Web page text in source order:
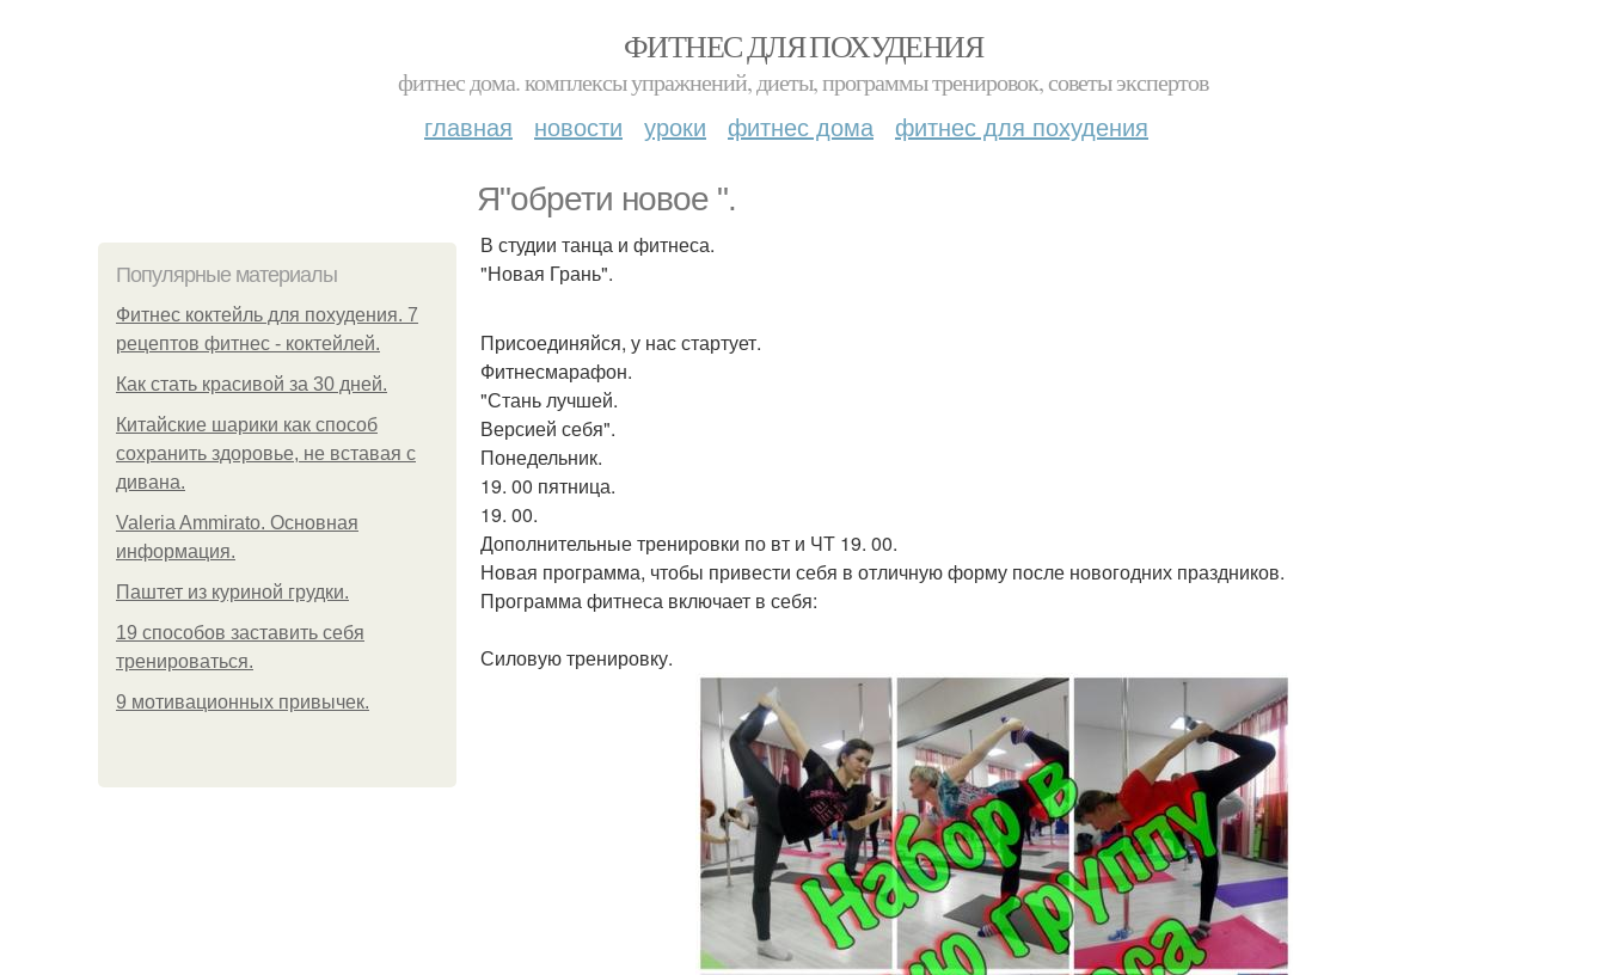
ФИТНЕС ДЛЯ ПОХУДЕНИЯ
фитнес дома. комплексы упражнений, диеты, программы тренировок, советы экспертов
главная новости уроки фитнес дома фитнес для похудения
Я"обрети новое ".
Популярные материалы
Фитнес коктейль для похудения. 7
рецептов фитнес - коктейлей.
Как стать красивой за 30 дней.
Китайские шарики как способ
сохранить здоровье, не вставая с
дивана.
Valeria Ammirato. Основная
информация.
Паштет из куриной грудки.
19 способов заставить себя
тренироваться.
9 мотивационных привычек.
В студии танца и фитнеса.
"Новая Грань".
Присоединяйся, у нас стартует.
Фитнесмарафон.
"Стань лучшей.
Версией себя".
Понедельник.
19. 00 пятница.
19. 00.
Дополнительные тренировки по вт и ЧТ 19. 00.
Новая программа, чтобы привести себя в отличную форму после новогодних праздников.
Программа фитнеса включает в себя:
Силовую тренировку.